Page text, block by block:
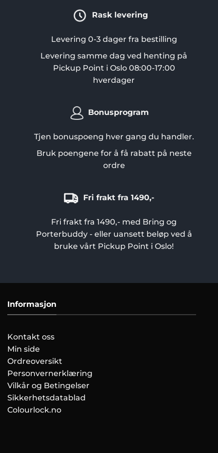
Rask levering
Levering 0-3 dager fra bestilling
Levering samme dag ved henting på
Pickup Point i Oslo 08:00-17:00
hverdager
Bonusprogram
Tjen bonuspoeng hver gang du handler.
Bruk poengene for å få rabatt på neste
ordre
Fri frakt fra 1490,-
Fri frakt fra 1490,- med Bring og
Porterbuddy - eller uansett beløp ved å
bruke vårt Pickup Point i Oslo!
Informasjon
Kontakt oss
Min side
Ordreoversikt
Personvernerklæring
Vilkår og Betingelser
Sikkerhetsdatablad
Colourlock.no